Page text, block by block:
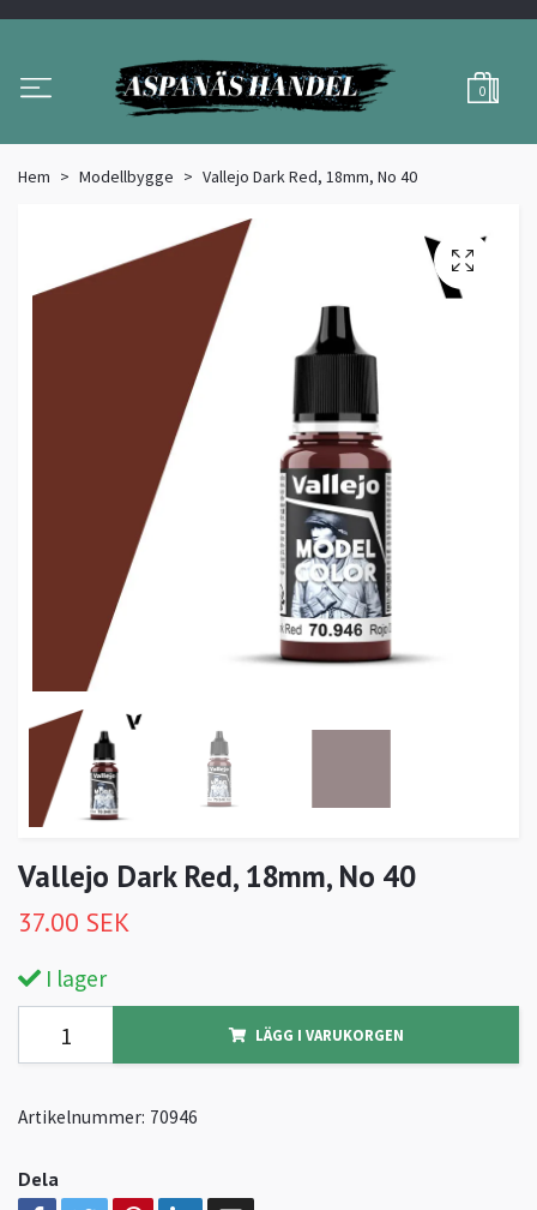
0
Hem Modellbygge Vallejo Dark Red, 18mm, No 40
Vallejo Dark Red, 18mm, No 40
37.00 SEK
I lager
LÄGG I VARUKORGEN
Artikelnummer: 70946
Dela